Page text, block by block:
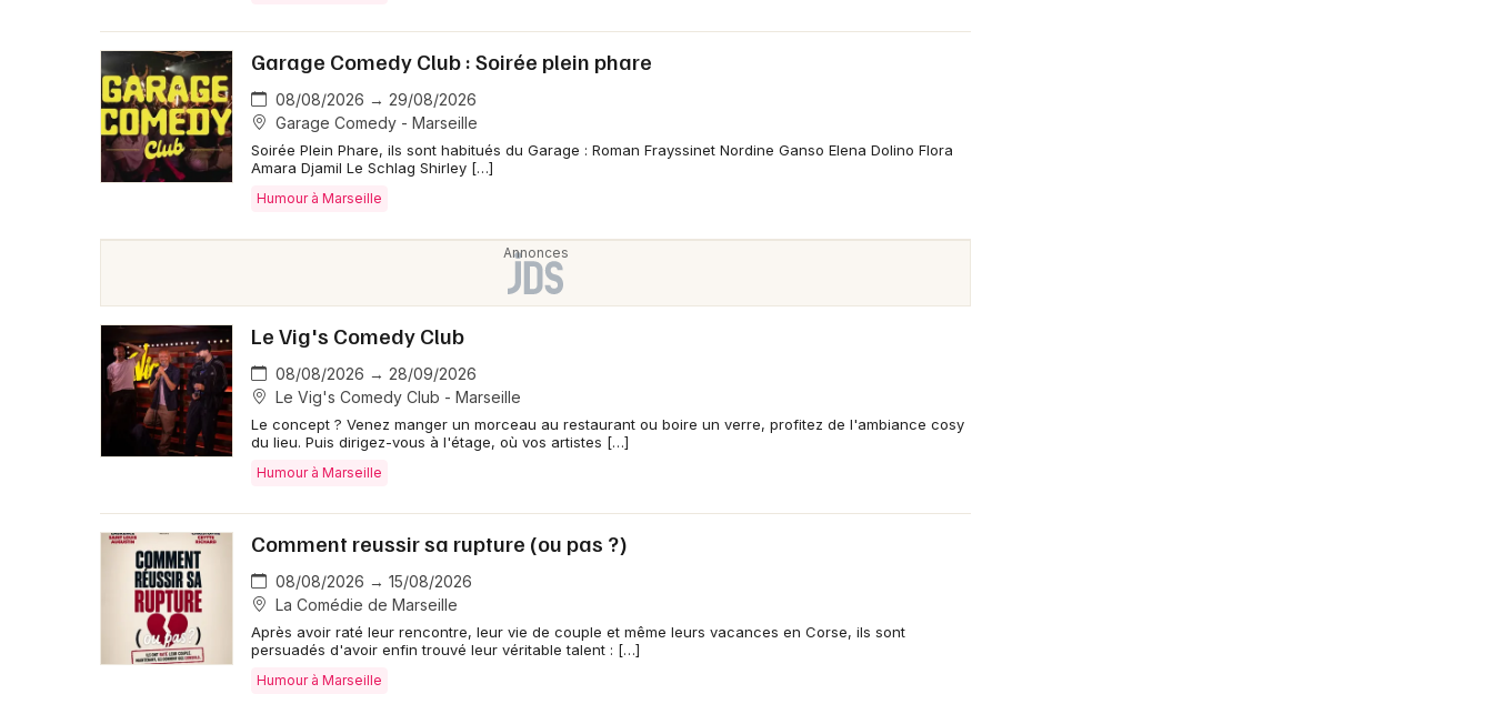
Garage Comedy Club : Soirée plein phare
08/08/2026 → 29/08/2026
Garage Comedy - Marseille
Soirée Plein Phare, ils sont habitués du Garage : Roman Frayssinet Nordine Ganso Elena Dolino Flora
Amara Djamil Le Schlag Shirley […]
Humour à Marseille
Le Vig's Comedy Club
08/08/2026 → 28/09/2026
Le Vig's Comedy Club - Marseille
Le concept ? Venez manger un morceau au restaurant ou boire un verre, profitez de l'ambiance cosy
du lieu. Puis dirigez-vous à l'étage, où vos artistes […]
Humour à Marseille
Comment reussir sa rupture (ou pas ?)
08/08/2026 → 15/08/2026
La Comédie de Marseille
Après avoir raté leur rencontre, leur vie de couple et même leurs vacances en Corse, ils sont
persuadés d'avoir enfin trouvé leur véritable talent : […]
Humour à Marseille